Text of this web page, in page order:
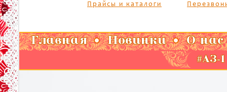
Прайсы и каталоги
Главная Новинки О нас
#АЗ-